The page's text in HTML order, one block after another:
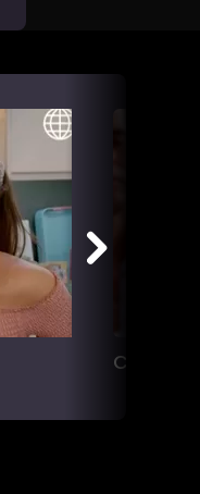
Capítulo